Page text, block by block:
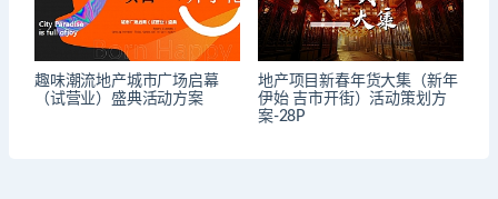
趣味潮流地产城市广场启幕
（试营业）盛典活动方案
地产项目新春年货大集（新年
伊始 吉市开街）活动策划方
案-28P